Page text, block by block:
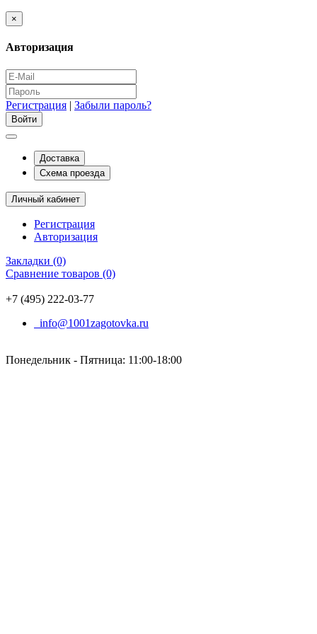
×
Авторизация
Регистрация | Забыли пароль?
Доставка
Схема проезда
Личный кабинет
Регистрация
Авторизация
Закладки (0)
Сравнение товаров (0)
+7 (495) 222-03-77
info@1001zagotovka.ru
Понедельник - Пятница: 11:00-18:00